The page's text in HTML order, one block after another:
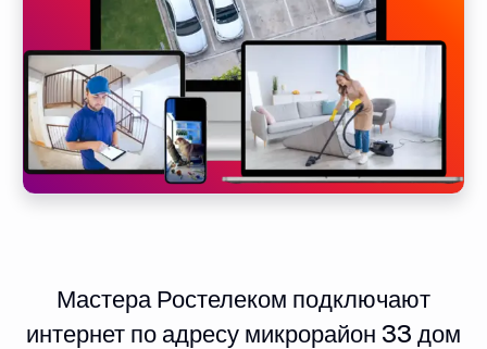
Мастера Ростелеком подключают
интернет по адресу микрорайон 33 дом